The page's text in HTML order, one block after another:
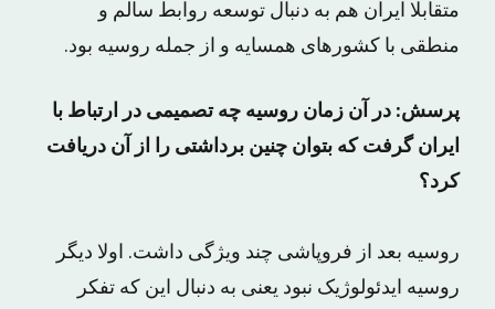
متقابلا ایران هم به دنبال توسعه روابط سالم و
منطقی با کشورهای همسایه و از جمله روسیه بود.
پرسش: در آن زمان روسیه چه تصمیمی در ارتباط با
ایران گرفت که بتوان چنین برداشتی را از آن دریافت
کرد؟
روسیه بعد از فروپاشی چند ویژگی داشت. اولا دیگر
روسیه ایدئولوژیک نبود یعنی به دنبال این که تفکر